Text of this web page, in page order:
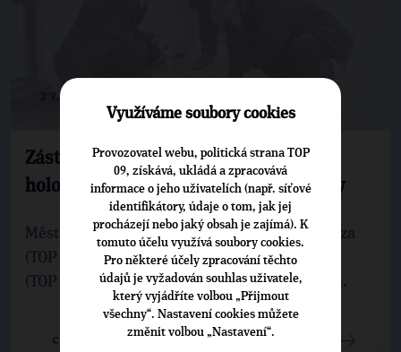
27. 1. 2025
Zástupci Prahy 4 si připomněli oběti
holocaustu a vyčistili tzv. Stolpersteiny
Městský radní a zastupitel Prahy 4 Michal Hroza
(TOP 09), místostarosta Prahy 4 Filip Vácha
(TOP 09), radní Petr Tomáš Opletal (TOP 09) a ...
CELÝ ČLÁNEK
Využíváme soubory cookies
Provozovatel webu, politická strana TOP
09, získává, ukládá a zpracovává
informace o jeho uživatelích (např. síťové
identifikátory, údaje o tom, jak jej
procházejí nebo jaký obsah je zajímá). K
tomuto účelu využívá soubory cookies.
Pro některé účely zpracování těchto
údajů je vyžadován souhlas uživatele,
který vyjádříte volbou „Přijmout
všechny“. Nastavení cookies můžete
změnit volbou „Nastavení“.